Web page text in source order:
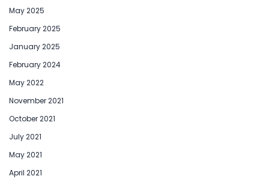
May 2025
February 2025
January 2025
February 2024
May 2022
November 2021
October 2021
July 2021
May 2021
April 2021